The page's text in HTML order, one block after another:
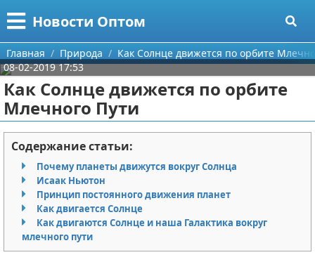
Новости Оптом
Меню
Главная
Категории
Информационные технологии
Автомобили
Знаменитости
Политика
Природа
Поиск
О проекте
Контакты
Сотрудничество
Размещение рекламы
Главная Природа
Как Солнце движется по орбите
08-02-2019 17:53
Как Солнце движется по орбите
Млечного Пути
Содержание статьи:
Почему планеты движутся вокруг Солнца
Исаак Ньютон
Принцип постоянного движения планет
Как двигается Солнце
Как двигаются Солнце и наша Галактика вокруг
млечного пути